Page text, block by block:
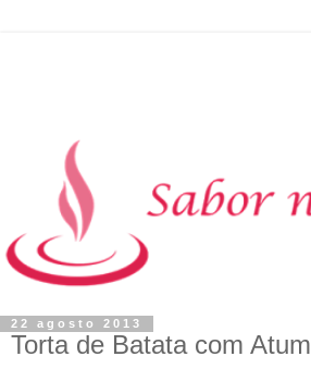
22 agosto 2013
Torta de Batata com Atum